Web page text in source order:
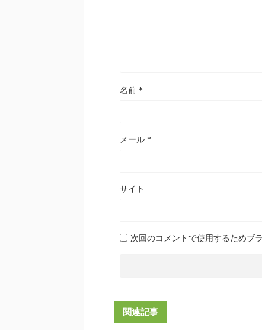
名前 *
メール *
サイト
次回のコメントで使用するためブ
関連記事